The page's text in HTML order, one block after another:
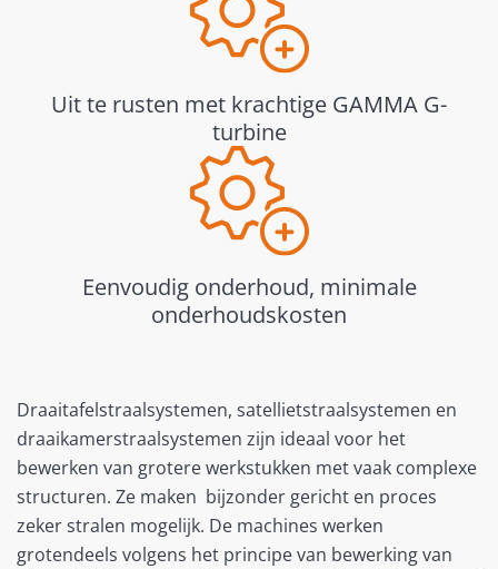
Uit te rusten met krachtige GAMMA G-
turbine
Eenvoudig onderhoud, minimale
onderhoudskosten
Draaitafelstraalsystemen, satellietstraalsystemen en
draaikamerstraalsystemen zijn ideaal voor het
bewerken van grotere werkstukken met vaak complexe
structuren. Ze maken bijzonder gericht en proces
zeker stralen mogelijk. De machines werken
grotendeels volgens het principe van bewerking van